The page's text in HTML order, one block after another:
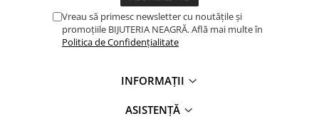
Vreau să primesc newsletter cu noutățile și
promoțiile BIJUTERIA NEAGRĂ. Află mai multe în
Politica de Confidențialitate
INFORMAȚII
ASISTENȚĂ